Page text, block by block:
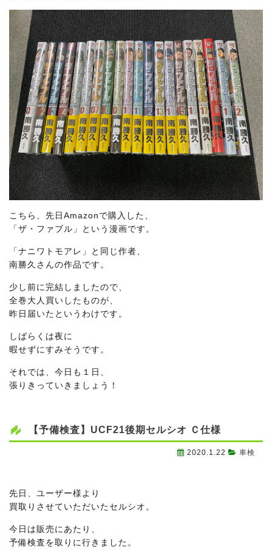
こちら、先日Amazonで購入した、
「ザ・ファブル」という漫画です。
「ナニワトモアレ」と同じ作者、
南勝久さんの作品です。
少し前に完結しましたので、
全巻大人買いしたものが、
昨日届いたというわけです。
しばらくは夜に
暇せずにすみそうです。
それでは、今日も１日、
張りきっていきましょう！
【予備検査】UCF21後期セルシオ Ｃ仕様
2020.1.22 車検
先日、ユーザー様より
買取りさせていただいたセルシオ。
今日は販売にあたり、
予備検査を取りに行きました。